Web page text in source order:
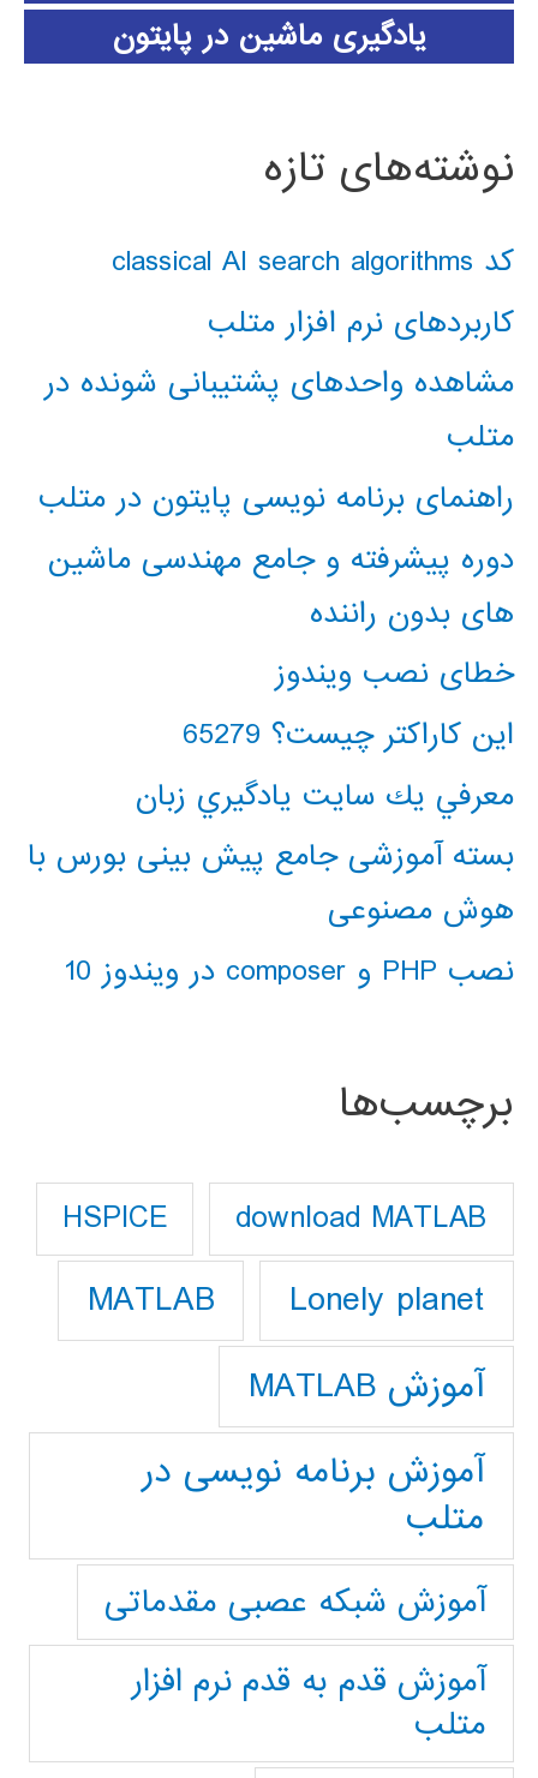
یادگیری ماشین در پایتون
نوشته‌های تازه
کد classical AI search algorithms
کاربردهای نرم افزار متلب
مشاهده واحدهای پشتیبانی شونده در
متلب
راهنمای برنامه نویسی پایتون در متلب
دوره پیشرفته و جامع مهندسی ماشین
های بدون راننده
خطای نصب ویندوز
این کاراکتر چیست؟ 65279
معرفي يك سايت يادگيري زبان
بسته آموزشی جامع پیش بینی بورس با
هوش مصنوعی
نصب PHP و composer در ویندوز 10
برچسب‌ها
download MATLAB
HSPICE
Lonely planet
MATLAB
آموزش MATLAB
آموزش برنامه نویسی در
متلب
آموزش شبکه عصبی مقدماتی
آموزش قدم به قدم نرم افزار
متلب